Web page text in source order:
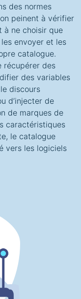
des normes
peinent à vérifier
à ne choisir que
envoyer et les
catalogue.
récupérer des
des variables
discours
d’injecter de
de marques de
caractéristiques
le catalogue
vers les logiciels